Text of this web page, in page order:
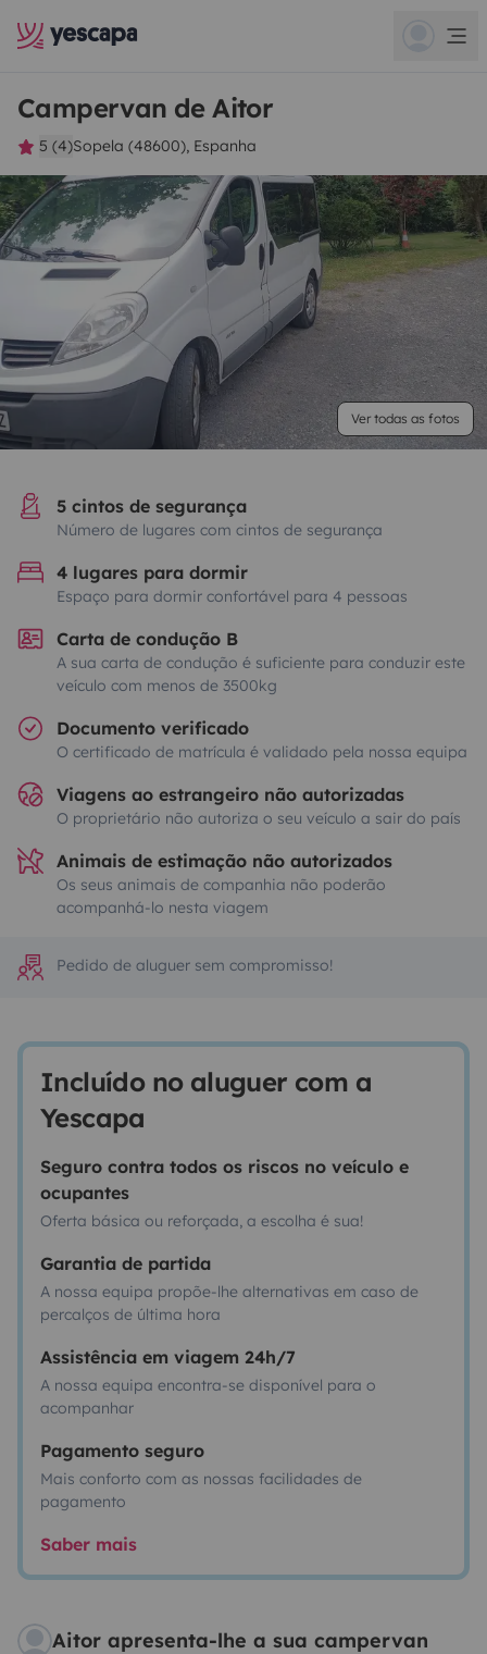
Campervan de Aitor
5 (4)Sopela (48600), Espanha
Ver todas as fotos
5 cintos de segurança
Número de lugares com cintos de segurança
4 lugares para dormir
Espaço para dormir confortável para 4 pessoas
Carta de condução B
A sua carta de condução é suficiente para conduzir este
veículo com menos de 3500kg
Documento verificado
O certificado de matrícula é validado pela nossa equipa
Viagens ao estrangeiro não autorizadas
O proprietário não autoriza o seu veículo a sair do país
Animais de estimação não autorizados
Os seus animais de companhia não poderão
acompanhá-lo nesta viagem
Pedido de aluguer sem compromisso!
Incluído no aluguer com a
Yescapa
Seguro contra todos os riscos no veículo e
ocupantes
Oferta básica ou reforçada, a escolha é sua!
Garantia de partida
A nossa equipa propõe-lhe alternativas em caso de
percalços de última hora
Assistência em viagem 24h/7
A nossa equipa encontra-se disponível para o
acompanhar
Pagamento seguro
Mais conforto com as nossas facilidades de
pagamento
Saber mais
Aitor apresenta-lhe a sua campervan